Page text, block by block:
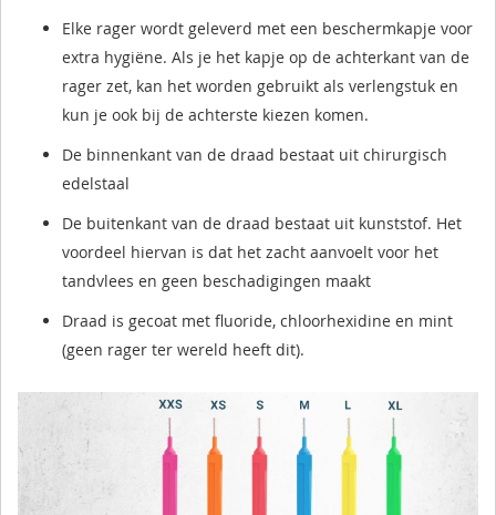
Elke rager wordt geleverd met een beschermkapje voor
extra hygiëne. Als je het kapje op de achterkant van de
rager zet, kan het worden gebruikt als verlengstuk en
kun je ook bij de achterste kiezen komen.
De binnenkant van de draad bestaat uit chirurgisch
edelstaal
De buitenkant van de draad bestaat uit kunststof. Het
voordeel hiervan is dat het zacht aanvoelt voor het
tandvlees en geen beschadigingen maakt
Draad is gecoat met fluoride, chloorhexidine en mint
(geen rager ter wereld heeft dit).